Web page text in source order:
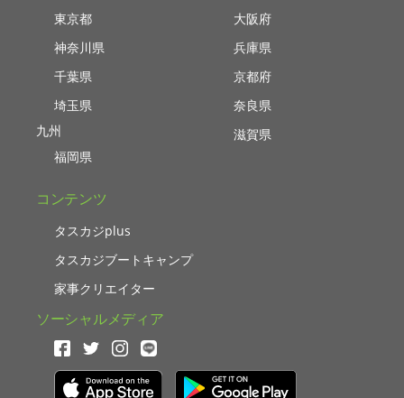
東京都
神奈川県
千葉県
埼玉県
九州
福岡県
大阪府
兵庫県
京都府
奈良県
滋賀県
コンテンツ
タスカジplus
タスカジブートキャンプ
家事クリエイター
ソーシャルメディア